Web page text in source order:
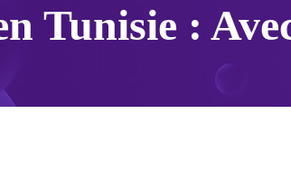
lipofilling
Lifting mammaire
Réduction mammaire
Reconstruction mammaire
Tunisie :